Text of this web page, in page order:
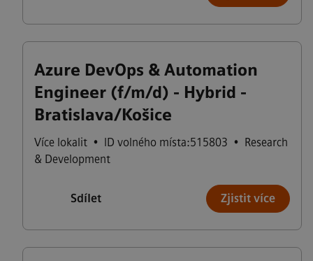
Azure DevOps & Automation
Engineer (f/m/d) - Hybrid -
Bratislava/Košice
Více lokalit • ID volného místa:515803 • Research
& Development
Sdílet Zjistit více